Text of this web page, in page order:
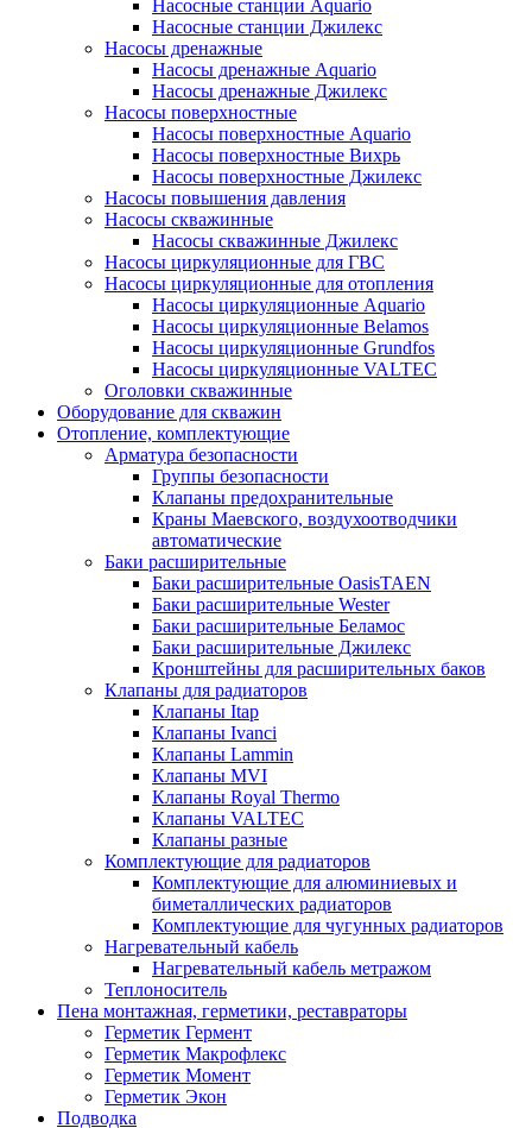
Насосные станции Аquario
Насосные станции Джилекс
Насосы дренажные
Насосы дренажные Аquario
Насосы дренажные Джилекс
Насосы поверхностные
Насосы поверхностные Аquario
Насосы поверхностные Вихрь
Насосы поверхностные Джилекс
Насосы повышения давления
Насосы скважинные
Насосы скважинные Джилекс
Насосы циркуляционные для ГВС
Насосы циркуляционные для отопления
Насосы циркуляционные Aquario
Насосы циркуляционные Belamos
Насосы циркуляционные Grundfos
Насосы циркуляционные VALTEC
Оголовки скважинные
Оборудование для скважин
Отопление, комплектующие
Арматура безопасности
Группы безопасности
Клапаны предохранительные
Краны Маевского, воздухоотводчики
автоматические
Баки расширительные
Баки расширительные OasisTAEN
Баки расширительные Wester
Баки расширительные Беламос
Баки расширительные Джилекс
Кронштейны для расширительных баков
Клапаны для радиаторов
Клапаны Itap
Клапаны Ivanci
Клапаны Lammin
Клапаны MVI
Клапаны Royal Thermo
Клапаны VALTEC
Клапаны разные
Комплектующие для радиаторов
Комплектующие для алюминиевых и
биметаллических радиаторов
Комплектующие для чугунных радиаторов
Нагревательный кабель
Нагревательный кабель метражом
Теплоноситель
Пена монтажная, герметики, реставраторы
Герметик Гермент
Герметик Макрофлекс
Герметик Момент
Герметик Экон
Подводка